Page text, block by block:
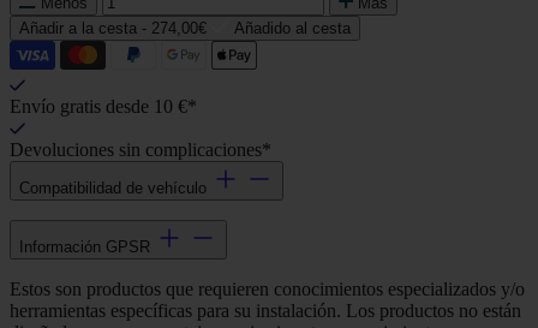
Añadir a la cesta - 274,00€ Añadido al cesta
Envío gratis desde 10 €*
Devoluciones sin complicaciones*
Compatibilidad de vehículo
Información GPSR
Estos son productos que requieren conocimientos especializados y/o
herramientas específicas para su instalación. Los productos no están